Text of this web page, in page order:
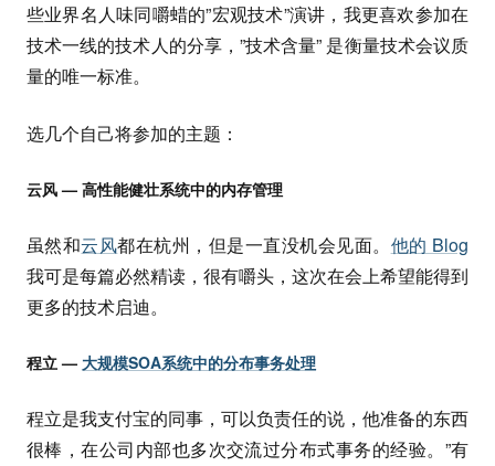
些业界名人味同嚼蜡的”宏观技术”演讲，我更喜欢参加在
技术一线的技术人的分享，”技术含量” 是衡量技术会议质
量的唯一标准。
选几个自己将参加的主题：
云风 — 高性能健壮系统中的内存管理
虽然和云风都在杭州，但是一直没机会见面。 他的 Blog
我可是每篇必然精读，很有嚼头，这次在会上希望能得到
更多的技术启迪。
程立 — 大规模SOA系统中的分布事务处理
程立是我支付宝的同事，可以负责任的说，他准备的东西
很棒，在公司内部也多次交流过分布式事务的经验。”有